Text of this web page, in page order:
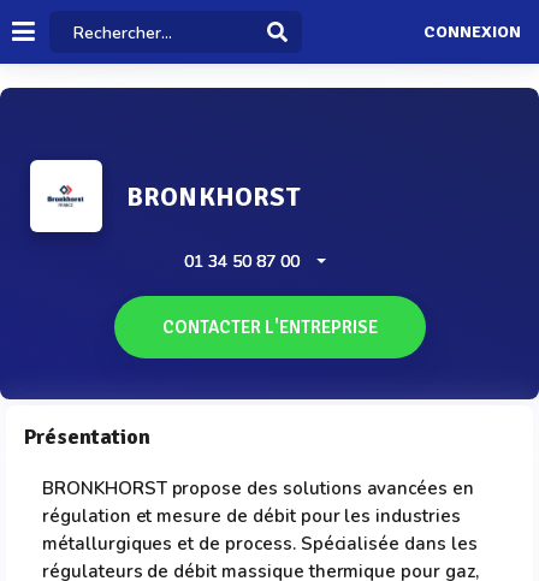
CONNEXION
BRONKHORST
01 34 50 87 00
CONTACTER L'ENTREPRISE
Présentation
BRONKHORST propose des solutions avancées en
régulation et mesure de débit pour les industries
métallurgiques et de process. Spécialisée dans les
régulateurs de débit massique thermique pour gaz,